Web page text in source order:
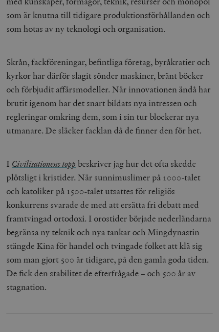
som är knutna till tidigare produktionsförhållanden och
som hotas av ny teknologi och organisation.
Skrån, fackföreningar, befintliga företag, byråkratier och
kyrkor har därför slagit sönder maskiner, bränt böcker
och förbjudit affärsmodeller. När innovationen ändå har
brutit igenom har det snart bildats nya intressen och
regleringar omkring dem, som i sin tur blockerar nya
utmanare. De släcker facklan då de finner den för het.
I Civilisationens topp beskriver jag hur det ofta skedde
plötsligt i kristider. När sunnimuslimer på 1000-talet
och katoliker på 1500-talet utsattes för religiös
konkurrens svarade de med att ersätta fri debatt med
framtvingad ortodoxi. I orostider började nederländarna
begränsa ny teknik och nya tankar och Mingdynastin
stängde Kina för handel och tvingade folket att klä sig
som man gjort 500 år tidigare, på den gamla goda tiden.
De fick den stabilitet de efterfrågade – och 500 år av
stagnation.